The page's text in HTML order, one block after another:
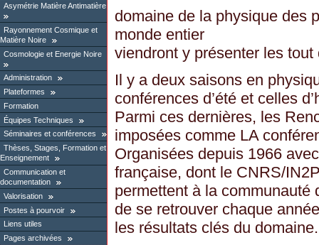
Asymétrie Matière Antimatière
Rayonnement Cosmique et
Matière Noire
Cosmologie et Energie Noire
Administration
Plateformes
Formation
Équipes Techniques
Séminaires et conférences
Thèses, Stages, Formation et
Enseignement
Communication et
documentation
Valorisation
Postes à pourvoir
Liens utiles
Pages archivées
domaine de la physique des
monde entier
viendront y présenter les
Il y a deux saisons en
conférences d’été et celles
Parmi ces dernières, les
imposées comme LA
Organisées depuis 1966
française, dont le CNRS/
permettent à la
de se retrouver chaque
les résultats clés du domaine.